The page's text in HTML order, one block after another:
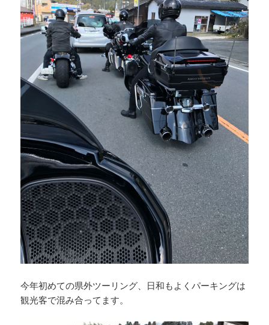
今年初めての県外ツーリング、日和もよくパーキングは
観光客で混み合ってます。